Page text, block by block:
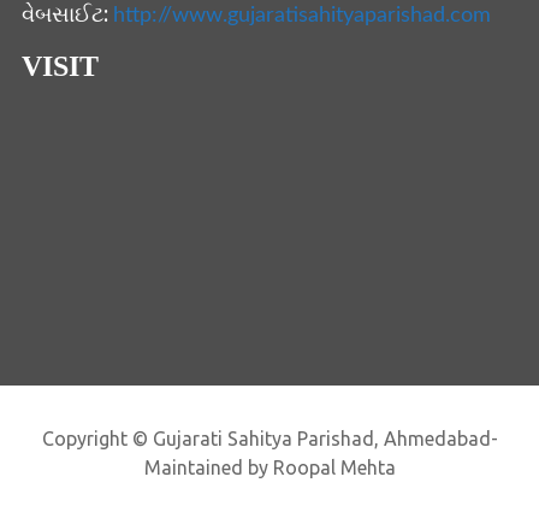
વેબસાઈટ: http://www.gujaratisahityaparishad.com
VISIT
Copyright © Gujarati Sahitya Parishad, Ahmedabad-
Maintained by Roopal Mehta